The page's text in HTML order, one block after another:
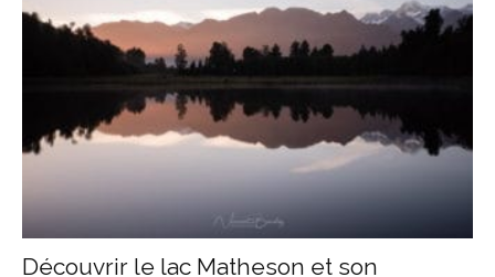
Découvrir le lac Matheson et son